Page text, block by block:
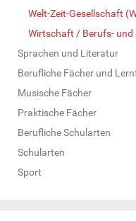
Welt-Zeit-Gesellschaft
Wirtschaft / Berufs- und
Sprachen und Literatur
Berufliche Fächer und
Musische Fächer
Praktische Fächer
Berufliche Schularten
Schularten
Sport